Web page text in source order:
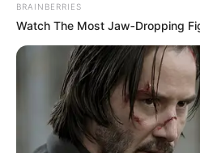
χωρίς φθηνό ηλεκτρικό
ρεύμα, διολισθαίνει στη
φτώχεια...
BRAINBERRIES
Watch The Most Jaw‑Dropping